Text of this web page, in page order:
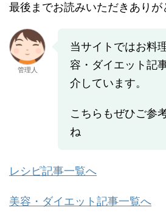
最後までお読みいただきありが
管理人
当サイトではお料
容・ダイエット記
介しています。
こちらもぜひご参
ね
レシピ記事一覧へ
美容・ダイエット記事一覧へ